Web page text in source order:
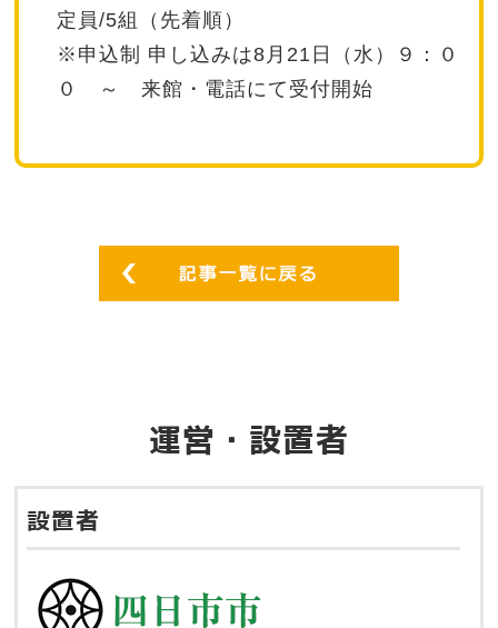
定員/5組（先着順）
※申込制 申し込みは8月21日（水）９：０
０ ～ 来館・電話にて受付開始
運営・設置者
設置者